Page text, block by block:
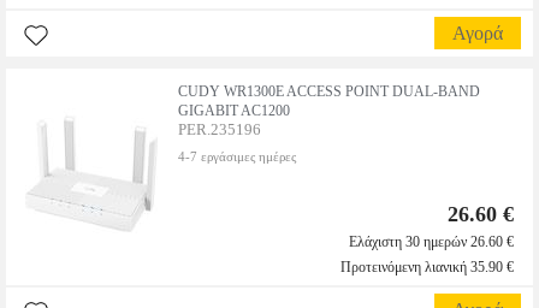
Αγορά
CUDY WR1300E ACCESS POINT DUAL-BAND
GIGABIT AC1200
PER.235196
4-7 εργάσιμες ημέρες
26.60 €
Ελάχιστη 30 ημερών 26.60 €
Προτεινόμενη λιανική 35.90 €